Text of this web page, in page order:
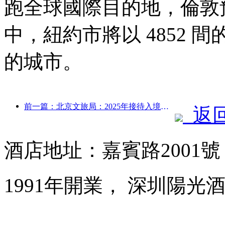
跑全球國際目的地，倫
中，紐約市將以 4852 間
的城市。
前一篇：北京文旅局：2025年接待入境游客548萬人次，同比增長39%
返
酒店地址：嘉賓路2001
1991年開業， 深圳陽